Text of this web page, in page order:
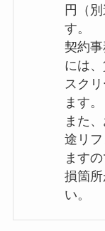
円（
す。
契約
には
スク
ます。
また
途リ
ます
損箇
い。